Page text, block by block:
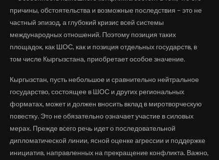
причины, обстоятельства и возможные последствия – это не
частный эпизод, а глубокий кризис всей системы
международных отношений. Поэтому позиция таких
площадок, как ШОС, как и позиция отдельных государств, в
том числе Кыргызстана, приобретает особое значение.
Кыргызстан, пусть небольшое и сравнительно нейтральное
государство, состоящее в ШОС и других региональных
форматах, может и должен вносить вклад в миротворческую
повестку. Это не обязательно означает участие в силовых
мерах. Прежде всего речь идет о последовательной
дипломатической линии, ясной оценке агрессии и поддержке
инициатив, направленных на прекращение конфликта. Важно,